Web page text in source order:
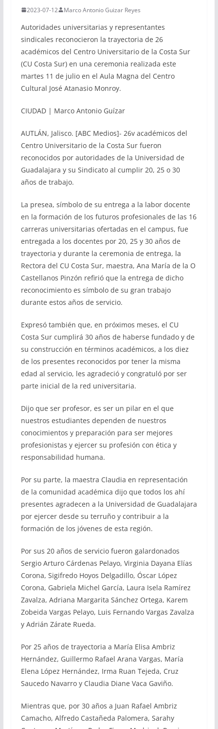
2023-07-12 Marco Antonio Guizar Reyes
Autoridades universitarias y representantes
sindicales reconocieron la trayectoria de 26
académicos del Centro Universitario de la Costa Sur
(CU Costa Sur) en una ceremonia realizada este
martes 11 de julio en el Aula Magna del Centro
Cultural José Atanasio Monroy.
CIUDAD | Marco Antonio Guízar
AUTLÁN, Jalisco. [ABC Medios]- 26v académicos del
Centro Universitario de la Costa Sur fueron
reconocidos por autoridades de la Universidad de
Guadalajara y su Sindicato al cumplir 20, 25 o 30
años de trabajo.
La presea, símbolo de su entrega a la labor docente
en la formación de los futuros profesionales de las 16
carreras universitarias ofertadas en el campus, fue
entregada a los docentes por 20, 25 y 30 años de
trayectoria y durante la ceremonia de entrega, la
Rectora del CU Costa Sur, maestra, Ana María de la O
Castellanos Pinzón refirió que la entrega de dicho
reconocimiento es símbolo de su gran trabajo
durante estos años de servicio.
Expresó también que, en próximos meses, el CU
Costa Sur cumplirá 30 años de haberse fundado y de
su construcción en términos académicos, a los diez
de los presentes reconocidos por tener la misma
edad al servicio, les agradeció y congratuló por ser
parte inicial de la red universitaria.
Dijo que ser profesor, es ser un pilar en el que
nuestros estudiantes dependen de nuestros
conocimientos y preparación para ser mejores
profesionistas y ejercer su profesión con ética y
responsabilidad humana.
Por su parte, la maestra Claudia en representación
de la comunidad académica dijo que todos los ahí
presentes agradecen a la Universidad de Guadalajara
por ejercer desde su terruño y contribuir a la
formación de los jóvenes de esta región.
Por sus 20 años de servicio fueron galardonados
Sergio Arturo Cárdenas Pelayo, Virginia Dayana Elías
Corona, Sigifredo Hoyos Delgadillo, Óscar López
Corona, Gabriela Michel García, Laura Isela Ramírez
Zavalza, Adriana Margarita Sánchez Ortega, Karem
Zobeida Vargas Pelayo, Luis Fernando Vargas Zavalza
y Adrián Zárate Rueda.
Por 25 años de trayectoria a María Elisa Ambriz
Hernández, Guillermo Rafael Arana Vargas, María
Elena López Hernández, Irma Ruan Tejeda, Cruz
Saucedo Navarro y Claudia Diane Vaca Gaviño.
Mientras que, por 30 años a Juan Rafael Ambriz
Camacho, Alfredo Castañeda Palomera, Sarahy